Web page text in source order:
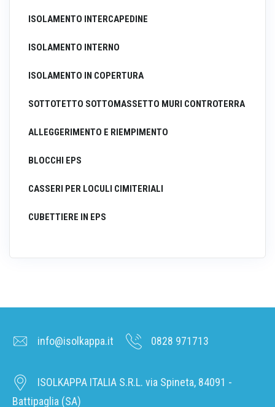
ISOLAMENTO INTERCAPEDINE
ISOLAMENTO INTERNO
ISOLAMENTO IN COPERTURA
SOTTOTETTO SOTTOMASSETTO MURI CONTROTERRA
ALLEGGERIMENTO E RIEMPIMENTO
BLOCCHI EPS
CASSERI PER LOCULI CIMITERIALI
CUBETTIERE IN EPS
info@isolkappa.it 0828 971713
ISOLKAPPA ITALIA S.R.L. via Spineta, 84091 -
Battipaglia (SA)